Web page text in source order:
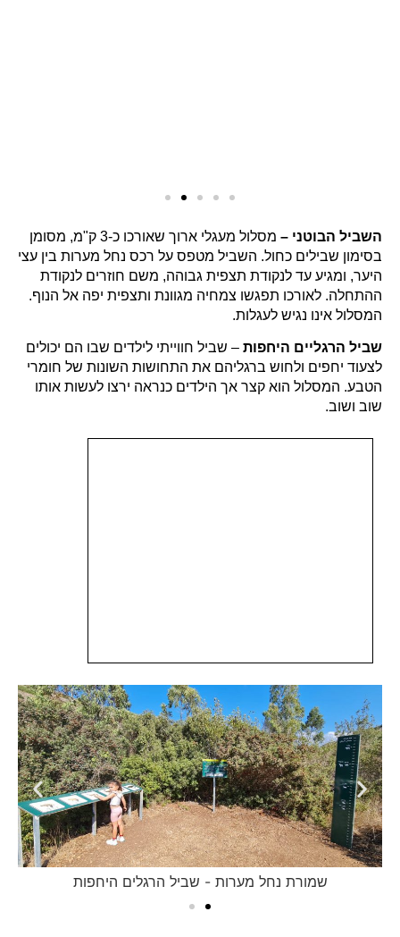
השביל הבוטני –
מסלול מעגלי ארוך שאורכו כ-3 ק"מ, מסומן
בסימון שבילים כחול. השביל מטפס על רכס נחל מערות בין עצי
היער, ומגיע עד לנקודת תצפית גבוהה, משם חוזרים לנקודת
ההתחלה. לאורכו תפגשו צמחיה מגוונת ותצפית יפה אל הנוף.
המסלול אינו נגיש לעגלות.
שביל הרגליים היחפות – שביל חווייתי לילדים שבו הם יכולים
לצעוד יחפים ולחוש ברגליהם את התחושות השונות של חומרי
הטבע. המסלול הוא קצר אך הילדים כנראה ירצו לעשות אותו
שוב ושוב.
שמורת נחל מערות - שביל הרגלים היחפות